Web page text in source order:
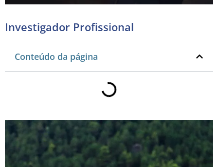
Investigador Profissional
Conteúdo da página